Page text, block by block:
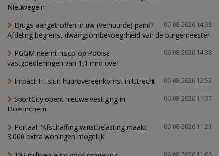
Nieuwegein
06-08-2026 14:38
Drugs aangetroffen in uw (verhuurde) pand?
Afdeling begrenst dwangsombevoegdheid van de burgemeester
06-08-2026 14:38
PGGM neemt risico op Poolse
vastgoedleningen van 1,1 mrd over
06-08-2026 12:53
Impact Fit sluit huurovereenkomst in Utrecht
06-08-2026 11:37
SportCity opent nieuwe vestiging in
Doetinchem
06-08-2026 11:21
Portaal: 'Afschaffing winstbelasting maakt
3.000 extra woningen mogelijk'
06-08-2026 11:00